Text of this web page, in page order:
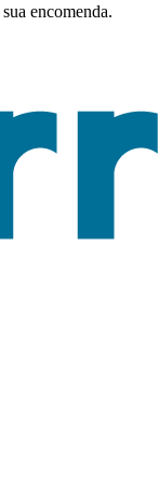
encomenda.